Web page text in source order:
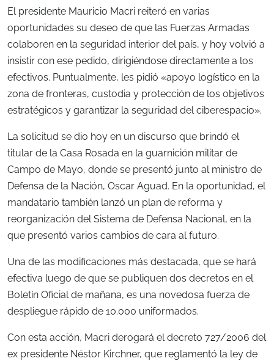
El presidente Mauricio Macri reiteró en varias
oportunidades su deseo de que las Fuerzas Armadas
colaboren en la seguridad interior del país, y hoy volvió a
insistir con ese pedido, dirigiéndose directamente a los
efectivos. Puntualmente, les pidió «apoyo logístico en la
zona de fronteras, custodia y protección de los objetivos
estratégicos y garantizar la seguridad del ciberespacio».
La solicitud se dio hoy en un discurso que brindó el
titular de la Casa Rosada en la guarnición militar de
Campo de Mayo, donde se presentó junto al ministro de
Defensa de la Nación, Oscar Aguad. En la oportunidad, el
mandatario también lanzó un plan de reforma y
reorganización del Sistema de Defensa Nacional, en la
que presentó varios cambios de cara al futuro.
Una de las modificaciones más destacada, que se hará
efectiva luego de que se publiquen dos decretos en el
Boletín Oficial de mañana, es una novedosa fuerza de
despliegue rápido de 10.000 uniformados.
Con esta acción, Macri derogará el decreto 727/2006 del
ex presidente Néstor Kirchner, que reglamentó la ley de